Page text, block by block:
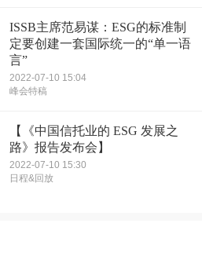
ISSB主席范易谋：ESG的标准制
定要创建一套国际统一的“单一语
言”
2022-07-10 15:04
峰会特稿
【《中国信托业的 ESG 发展之
路》报告发布会】
2022-07-10 15:30
日程&回放